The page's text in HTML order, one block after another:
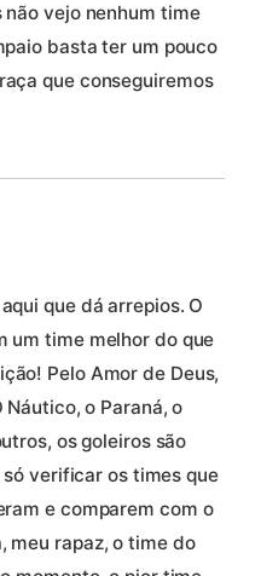
não vejo nenhum time
basta ter um pouco
que conseguiremos
que dá arrepios. O
um time melhor do que
Pelo Amor de Deus,
o Paraná, o
os goleiros são
verificar os times que
e comparem com o
meu rapaz, o time do